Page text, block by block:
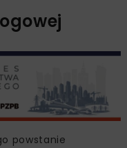
powstanie